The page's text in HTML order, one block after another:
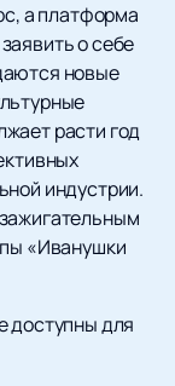
а платформа
о себе
новые
расти год
индустрии.
«Иванушки
доступны для